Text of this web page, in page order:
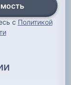
с Политикой